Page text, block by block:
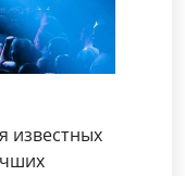
известных